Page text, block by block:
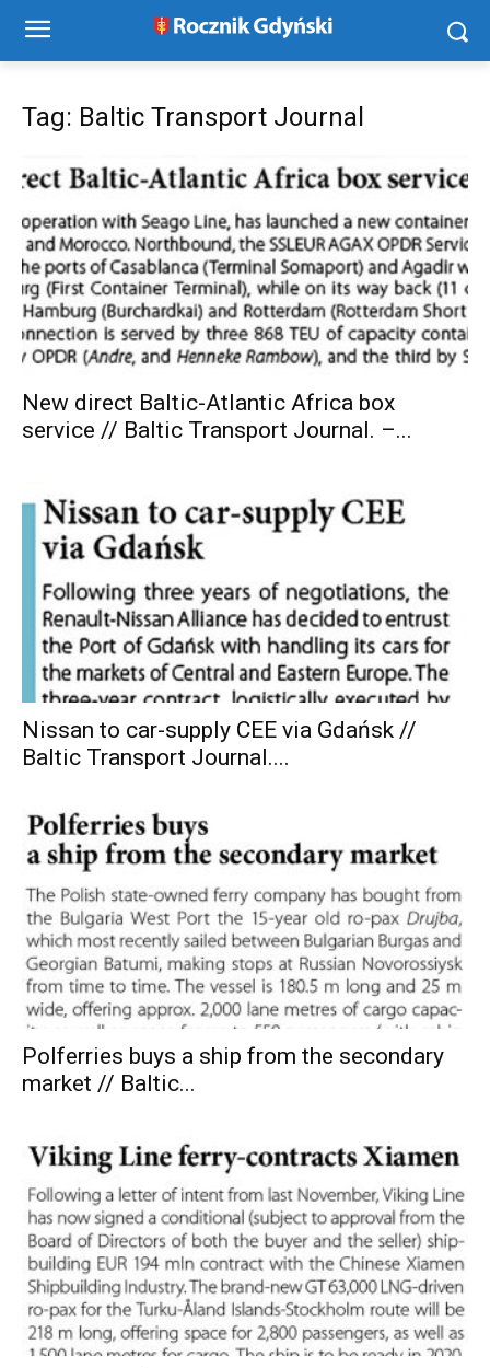
Tag: Baltic Transport Journal
New direct Baltic-Atlantic Africa box
service // Baltic Transport Journal. –...
Nissan to car-supply CEE via Gdańsk //
Baltic Transport Journal....
Polferries buys a ship from the secondary
market // Baltic...